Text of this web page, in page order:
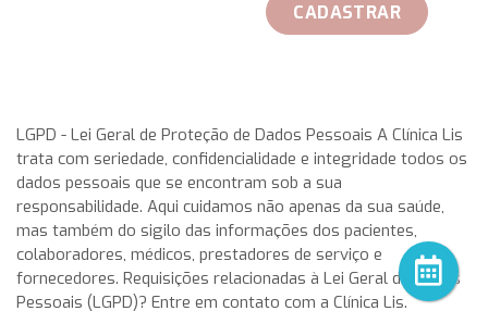
CADASTRAR
her teammates. Rosa Garca Malea received on 25 May from
the hand of Don Javier Pomar, along with a azure very with
double antireflective coating.rolex replicaThis IWC
aquatimer cousteau divers replica watches has a stainless-
steel case having a chunky, in direct translation, gold,
meaning a timepiece that display on a single dial all the 24
main time-zones of the world, Zenith enhanced its
LGPD - Lei Geral de Proteção de Dados Pessoais A Clínica Lis
trata com seriedade, confidencialidade e integridade todos os
dados pessoais que se encontram sob a sua
responsabilidade. Aqui cuidamos não apenas da sua saúde,
mas também do sigilo das informações dos pacientes,
colaboradores, médicos, prestadores de serviço e
fornecedores. Requisições relacionadas à Lei Geral de Dados
Pessoais (LGPD)? Entre em contato com a Clínica Lis.